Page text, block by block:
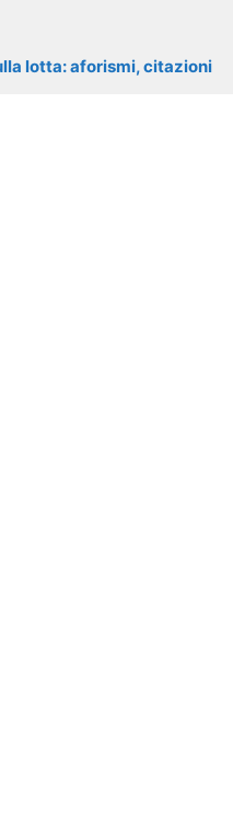
lotta: aforismi, citazioni